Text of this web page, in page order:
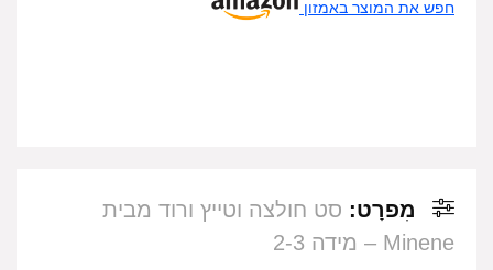
חפש את המוצר באמזון
מִפרָט: סט חולצה וטייץ ורוד מבית
Minene – מידה 2-3